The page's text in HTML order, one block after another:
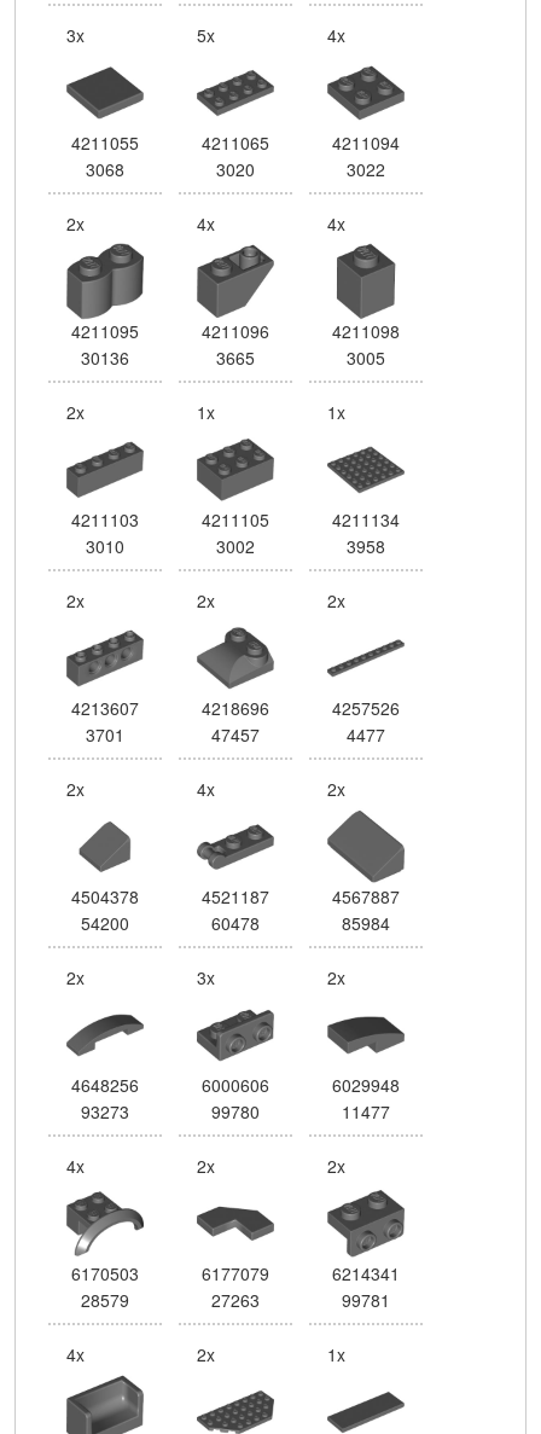
3x
4211055
3068
5x
4211065
3020
4x
4211094
3022
2x
4211095
30136
4x
4211096
3665
4x
4211098
3005
2x
4211103
3010
1x
4211105
3002
1x
4211134
3958
2x
4213607
3701
2x
4218696
47457
2x
4257526
4477
2x
4504378
54200
4x
4521187
60478
2x
4567887
85984
2x
4648256
93273
3x
6000606
99780
2x
6029948
11477
4x
6170503
28579
2x
6177079
27263
2x
6214341
99781
4x 2x 1x